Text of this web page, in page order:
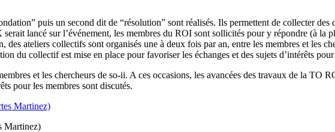
puis un second dit de “résolution” sont réalisés. Ils permettent de collecter des
lancé sur l’événement, les membres du ROI sont sollicités pour y répondre (à la
ateliers collectifs sont organisés une à deux fois par an, entre les membres et les
du collectif est mise en place pour favoriser les échanges et des sujets d’intérêts
et les chercheurs de so-ii. A ces occasions, les avancées des travaux de la TO
pour les membres sont discutés.
Martinez)